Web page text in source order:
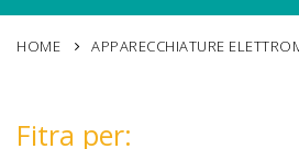
Alimentazione e Dietetica
HOME APPARECCHIATURE
Fitra per: